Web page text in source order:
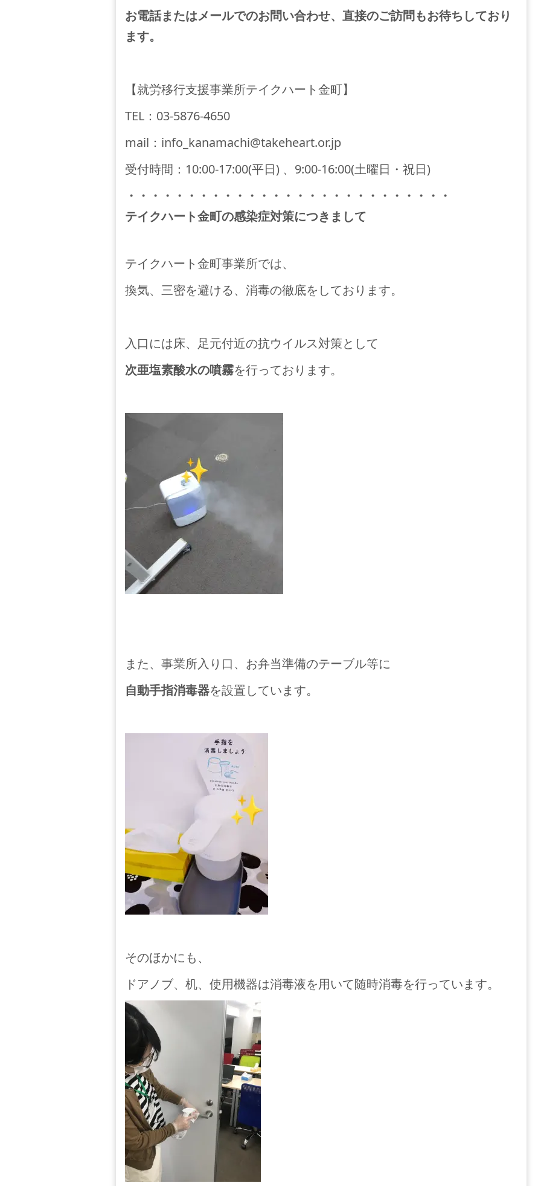
お電話またはメールでのお問い合わせ、直接のご訪問もお待ちしており
ます。
【就労移行支援事業所テイクハート金町】
TEL ： 03-5876-4650
mail ： info_kanamachi@takeheart.or.jp
受付時間：10:00-17:00(平日) 、9:00-16:00(土曜日・祝日)
・・・・・・・・・・・・・・・・・・・・・・・・・・・
テイクハート金町の感染症対策につきまして
テイクハート金町事業所では、
換気、三密を避ける、消毒の徹底をしております。
入口には床、足元付近の抗ウイルス対策として
次亜塩素酸水の噴霧を行っております。
また、事業所入り口、お弁当準備のテーブル等に
自動手指消毒器を設置しています。
そのほかにも、
ドアノブ、机、使用機器は消毒液を用いて随時消毒を行っています。